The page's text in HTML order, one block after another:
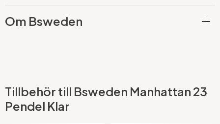
Om Bsweden
Tillbehör till Bsweden Manhattan 23
Pendel Klar